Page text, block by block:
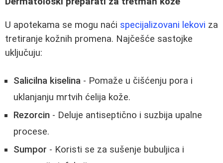
U apotekama se mogu naći specijalizovani lekovi za
tretiranje kožnih promena. Najčešće sastojke
uključuju:
Salicilna kiselina - Pomaže u čišćenju pora i
uklanjanju mrtvih ćelija kože.
Rezorcin - Deluje antiseptično i suzbija upalne
procese.
Sumpor - Koristi se za sušenje bubuljica i